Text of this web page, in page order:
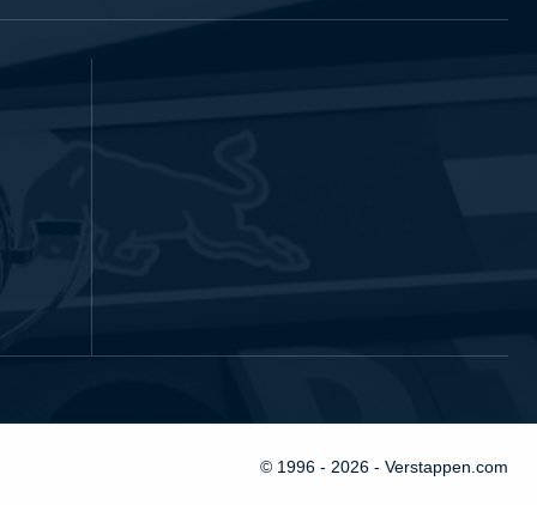
© 1996 - 2026 - Verstappen.com